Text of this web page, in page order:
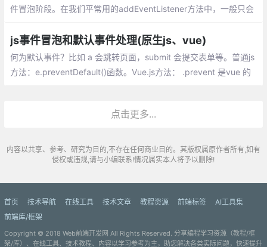
件冒泡阶段。在我们平常用的addEventListener方法中，一般只会
行的函数
js事件冒泡和默认事件处理(原生js、vue)
何为默认事件？比如 a 会跳转页面，submit 会提交表单等。普通js
方法：e.preventDefault()函数。Vue.js方法： .prevent 是vue 的
点击更多...
内容以共享、参考、研究为目的,不存在任何商业目的。其版权属原作者所有,如有
侵权或违规,请与小编联系!情况属实本人将予以删除!
首页 技术导航 在线工具 技术文章 教程资源 前端标签
AI工具集
前端库/框架